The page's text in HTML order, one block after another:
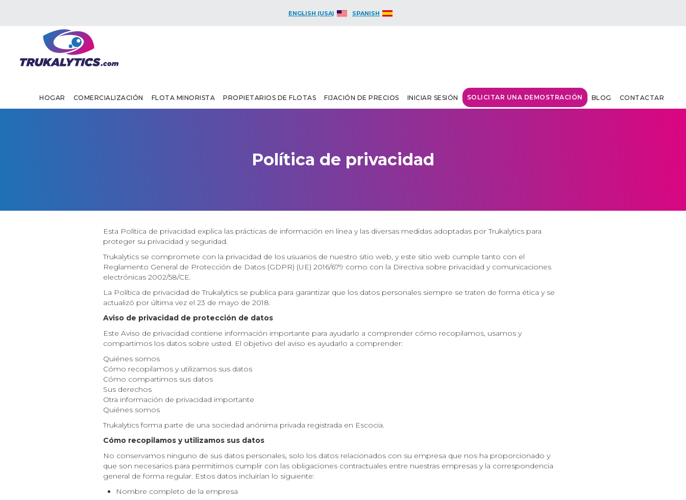
ENGLISH (USA) SPANISH
HOGAR COMERCIALIZACIÓN FLOTA MINORISTA PROPIETARIOS DE FLOTAS FIJACIÓN DE PRECIOS INICIAR SESIÓN SOLICITAR UNA DEMOSTRACIÓN BLOG CONTACTAR
Política de privacidad
Esta Política de privacidad explica las prácticas de información en línea y las diversas medidas adoptadas por Trukalytics para
proteger su privacidad y seguridad.
Trukalytics se compromete con la privacidad de los usuarios de nuestro sitio web, y este sitio web cumple tanto con el
Reglamento General de Protección de Datos (GDPR) (UE) 2016/679 como con la Directiva sobre privacidad y comunicaciones
electrónicas 2002/58/CE.
La Política de privacidad de Trukalytics se publica para garantizar que los datos personales siempre se traten de forma ética y se
actualizó por última vez el 23 de mayo de 2018.
Aviso de privacidad de protección de datos
Este Aviso de privacidad contiene información importante para ayudarlo a comprender cómo recopilamos, usamos y
compartimos los datos sobre usted. El objetivo del aviso es ayudarlo a comprender:
Quiénes somos
Cómo recopilamos y utilizamos sus datos
Cómo compartimos sus datos
Sus derechos
Otra información de privacidad importante
Quiénes somos
Trukalytics forma parte de una sociedad anónima privada registrada en Escocia.
Cómo recopilamos y utilizamos sus datos
No conservamos ninguno de sus datos personales, solo los datos relacionados con su empresa que nos ha proporcionado y
que son necesarios para permitirnos cumplir con las obligaciones contractuales entre nuestras empresas y la correspondencia
general de forma regular. Estos datos incluirían lo siguiente:
Nombre completo de la empresa